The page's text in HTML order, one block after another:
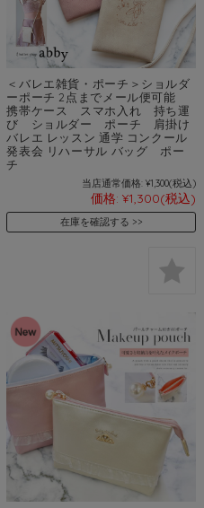
＜バレエ雑貨・ポーチ＞ショルダ
ーポーチ 2点までメール便可能
携帯ケース スマホ入れ 持ち運
び ショルダー ポーチ 肩掛け
バレエ レッスン 通学 コンクール
発表会 リハーサル バッグ ポー
チ
当店通常価格: ¥1,300(税込)
価格: ¥1,300(税込)
在庫を確認する